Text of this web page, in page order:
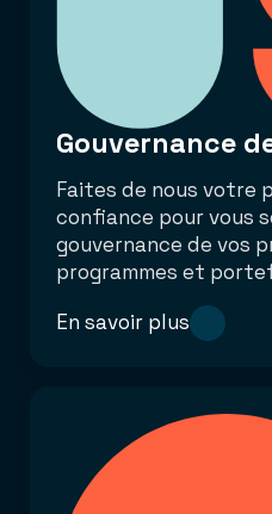
Gouvernance
Faites de nous votre
confiance pour vous
gouvernance de vos
programmes et
En savoir plus